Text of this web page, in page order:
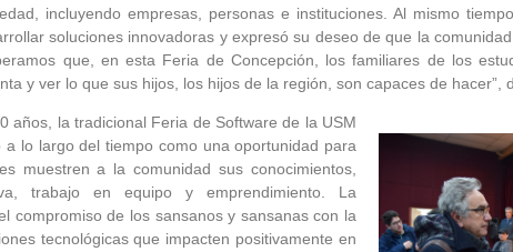
incluyendo empresas, personas e instituciones. Al mismo
soluciones innovadoras y expresó su deseo de que la
que, en esta Feria de Concepción, los familiares de los
y ver lo que sus hijos, los hijos de la región, son capaces de hacer”,
años, la tradicional Feria de Software de la USM
a lo largo del tiempo como una oportunidad para
muestren a la comunidad sus conocimientos,
trabajo en equipo y emprendimiento. La
compromiso de los sansanos y sansanas con la
tecnológicas que impacten positivamente en